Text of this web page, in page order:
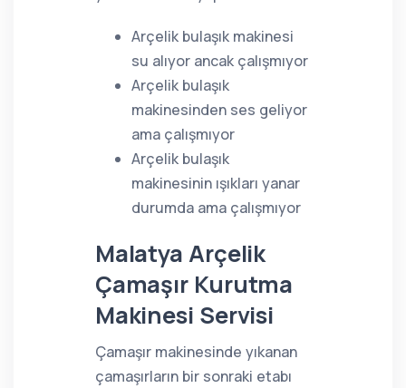
Arçelik bulaşık makinesi
su alıyor ancak çalışmıyor
Arçelik bulaşık
makinesinden ses geliyor
ama çalışmıyor
Arçelik bulaşık
makinesinin ışıkları yanar
durumda ama çalışmıyor
Malatya Arçelik
Çamaşır Kurutma
Makinesi Servisi
Çamaşır makinesinde yıkanan
çamaşırların bir sonraki etabı